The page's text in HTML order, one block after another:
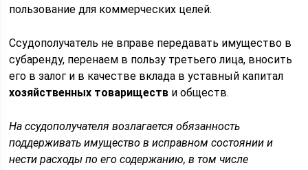
пользование для коммерческих целей.
Ссудополучатель не вправе передавать имущество в
субаренду, перенаем в пользу третьего лица, вносить
его в залог и в качестве вклада в уставный капитал
хозяйственных товариществ и обществ.
На ссудополучателя возлагается обязанность
поддерживать имущество в исправном состоянии и
нести расходы по его содержанию, в том числе